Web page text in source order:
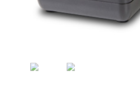
REFERENTIES